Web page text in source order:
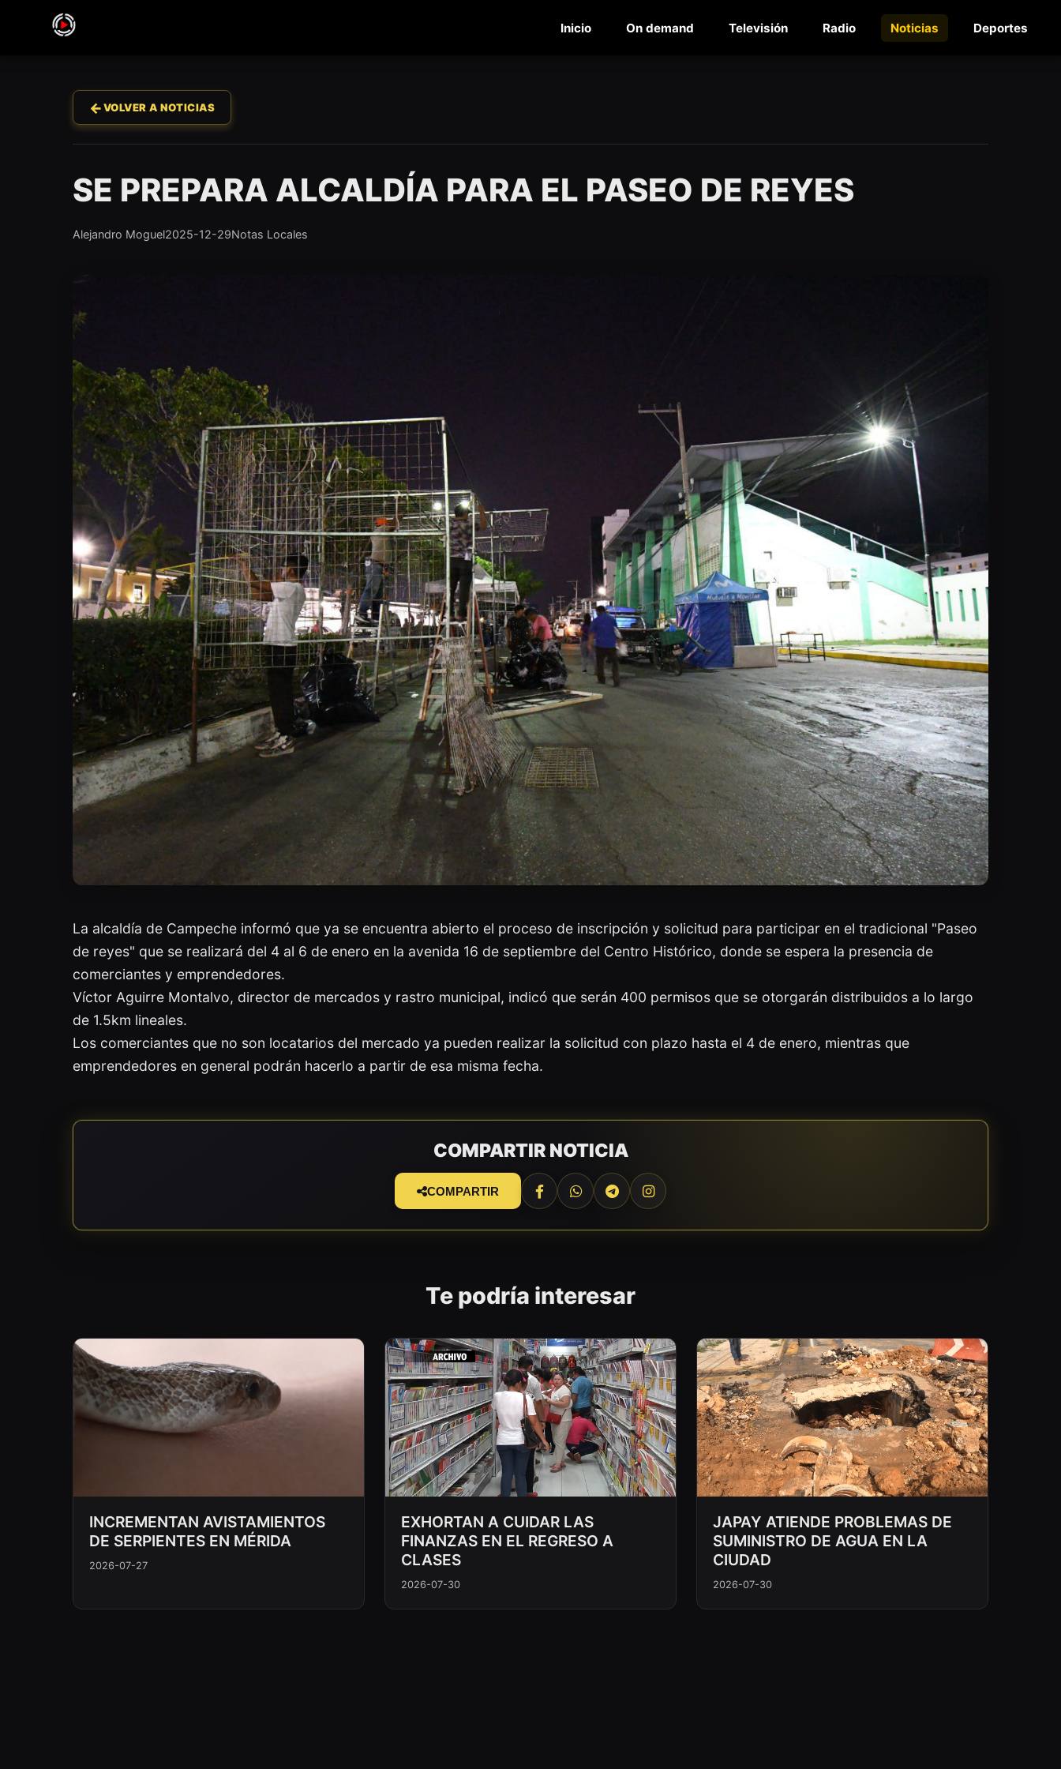
Inicio On demand Televisión Radio Noticias Deportes
←VOLVER A NOTICIAS
SE PREPARA ALCALDÍA PARA EL PASEO DE REYES
Alejandro Moguel2025-12-29Notas Locales
La alcaldía de Campeche informó que ya se encuentra abierto el proceso de inscripción y solicitud para participar en el tradicional "Paseo
de reyes" que se realizará del 4 al 6 de enero en la avenida 16 de septiembre del Centro Histórico, donde se espera la presencia de
comerciantes y emprendedores.
Víctor Aguirre Montalvo, director de mercados y rastro municipal, indicó que serán 400 permisos que se otorgarán distribuidos a lo largo
de 1.5km lineales.
Los comerciantes que no son locatarios del mercado ya pueden realizar la solicitud con plazo hasta el 4 de enero, mientras que
emprendedores en general podrán hacerlo a partir de esa misma fecha.
COMPARTIR NOTICIA
COMPARTIR
Te podría interesar
INCREMENTAN AVISTAMIENTOS
DE SERPIENTES EN MÉRIDA
2026-07-27
EXHORTAN A CUIDAR LAS
FINANZAS EN EL REGRESO A
CLASES
2026-07-30
JAPAY ATIENDE PROBLEMAS DE
SUMINISTRO DE AGUA EN LA
CIUDAD
2026-07-30